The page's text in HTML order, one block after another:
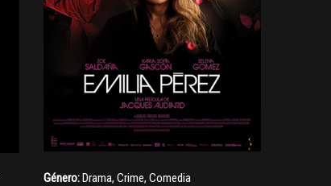
Género:Drama, Crime, Comedia